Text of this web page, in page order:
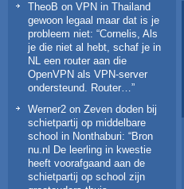
TheoB on VPN in Thailand
gewoon legaal maar dat is je
probleem niet: “Cornelis, Als
je die niet al hebt, schaf je in
NL een router aan die
OpenVPN als VPN-server
ondersteund. Router…”
Werner2 on Zeven doden bij
schietpartij op middelbare
school in Nonthaburi: “Bron
nu.nl De leerling in kwestie
heeft voorafgaand aan de
schietpartij op school zijn